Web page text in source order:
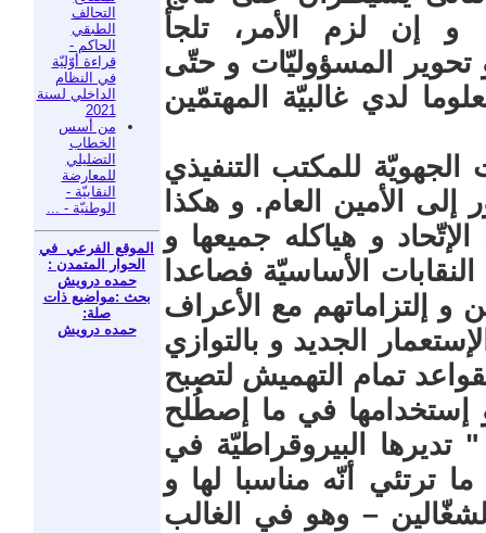
التحالف
الطبقي
الحاكم -
قراءة أوّليّة
في النظام
الداخلي لسنة
2021
من أسس
الخطاب
التضليلي
للمعارضة
النقابيّة -
الوطنيّة - ...
الموقع الفرعي في
الحوار المتمدن :
حمده درويش
بحث :مواضيع ذات
صلة:
حمده درويش
و إن لزم الأمر، تلجأ
و تحوير المسؤوليّات و حتّى
لدي غالبيّة المهتمّين
للمكتب التنفيذي
الأمين العام. و هكذا
و هياكله جميعها و
الأساسيّة فصاعدا
و إلتزاماتهم مع الأعراف
الجديد و بالتوازي
تمام التهميش لتصبح
إستخدامها في ما إصطُلح
البيروقراطيّة في
أنّه مناسبا لها و
– وهو في الغالب